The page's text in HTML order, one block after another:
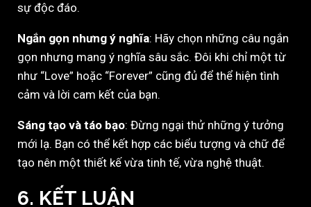
sự độc đáo.
Ngắn gọn nhưng ý nghĩa: Hãy chọn những câu ngắn
gọn nhưng mang ý nghĩa sâu sắc. Đôi khi chỉ một từ
như “Love” hoặc “Forever” cũng đủ để thể hiện tình
cảm và lời cam kết của bạn.
Sáng tạo và táo bạo: Đừng ngại thử những ý tưởng
mới lạ. Bạn có thể kết hợp các biểu tượng và chữ để
tạo nên một thiết kế vừa tinh tế, vừa nghệ thuật.
6. KẾT LUẬN